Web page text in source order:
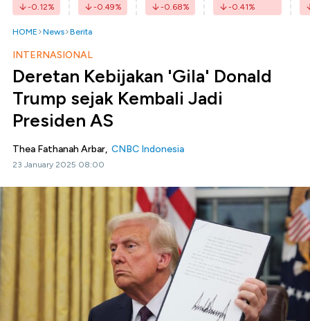
-0.12% -0.49% -0.68% -0.41%
HOME News Berita
INTERNASIONAL
Deretan Kebijakan 'Gila' Donald
Trump sejak Kembali Jadi
Presiden AS
Thea Fathanah Arbar, CNBC Indonesia
23 January 2025 08:00